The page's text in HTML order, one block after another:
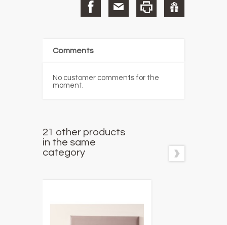
Comments
No customer comments for the
moment.
21 other products
in the same
category